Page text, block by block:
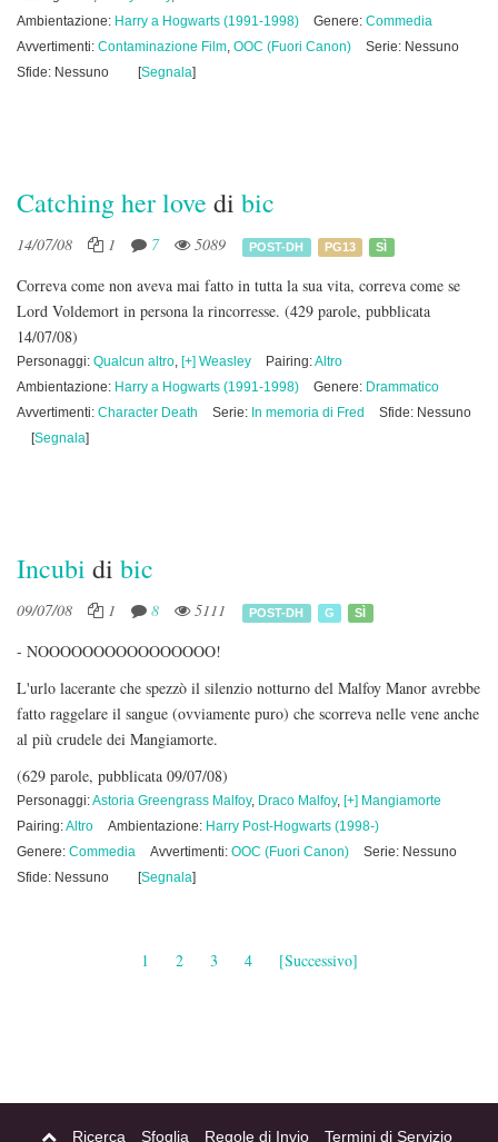
Ambientazione: Harry a Hogwarts (1991-1998) Genere: Commedia
Avvertimenti: Contaminazione Film, OOC (Fuori Canon)
Serie: Nessuno
Sfide: Nessuno
[Segnala]
Catching her love di bic
14/07/08 1 7 5089 POST-DH PG13 SÌ
Correva come non aveva mai fatto in tutta la sua vita, correva come se
Lord Voldemort in persona la rincorresse. (429 parole, pubblicata
14/07/08)
Personaggi: Qualcun altro, [+] Weasley Pairing:Altro
Ambientazione: Harry a Hogwarts (1991-1998) Genere: Drammatico
Avvertimenti: Character Death Serie: In memoria di Fred
Sfide: Nessuno
[Segnala]
Incubi di bic
09/07/08 1 8 5111 POST-DH G SÌ
- NOOOOOOOOOOOOOOOO!
L'urlo lacerante che spezzò il silenzio notturno del Malfoy Manor avrebbe
fatto raggelare il sangue (ovviamente puro) che scorreva nelle vene anche
al più crudele dei Mangiamorte.
(629 parole, pubblicata 09/07/08)
Personaggi:Astoria Greengrass Malfoy, Draco Malfoy, [+] Mangiamorte
Pairing:Altro Ambientazione: Harry Post-Hogwarts (1998-)
Genere: Commedia Avvertimenti: OOC (Fuori Canon)
Serie: Nessuno
Sfide: Nessuno
[Segnala]
1 2 3 4 [Successivo]
Ricerca Sfoglia Regole di Invio Termini di Servizio